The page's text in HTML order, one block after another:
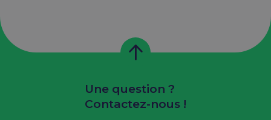
Une question ?
Contactez-nous !